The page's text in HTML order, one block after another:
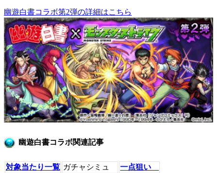
幽遊白書コラボ第2弾の詳細はこちら
幽遊白書コラボ関連記事
対象当たり一覧 ガチャシミュ 一点狙い